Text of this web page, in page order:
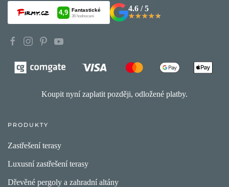
4.6 / 5
★★★★★
★★★★★
Koupit nyní zaplatit později, odložené platby.
PRODUKTY
Zastřešení terasy
Luxusní zastřešení terasy
Dřevěné pergoly a zahradní altány